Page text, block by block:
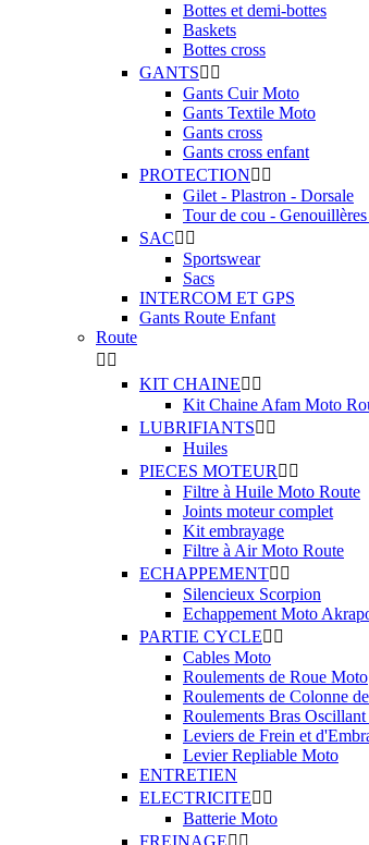
Bottes et demi-bottes
Baskets
Bottes cross
GANTS 
Gants Cuir Moto
Gants Textile Moto
Gants cross
Gants cross enfant
PROTECTION 
Gilet - Plastron - Dorsale
Tour de cou -
SAC 
Sportswear
Sacs
INTERCOM ET GPS
Gants Route Enfant
Route
 
KIT CHAINE 
Kit Chaine Afam Moto
LUBRIFIANTS 
Huiles
PIECES MOTEUR  
Filtre à Huile Moto Route
Joints moteur complet
Kit embrayage
Filtre à Air Moto Route
ECHAPPEMENT 
Silencieux Scorpion
Echappement Moto
PARTIE CYCLE 
Cables Moto
Roulements de Roue Moto
Roulements de Colonne
Roulements Bras
Leviers de Frein et
Levier Repliable Moto
ENTRETIEN
ELECTRICITE 
Batterie Moto
FREINAGE 